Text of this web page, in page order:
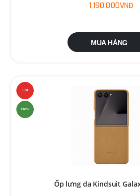
1,190,000VNĐ
MUA HÀNG
Hot
New
Ốp lưng da Kindsuit